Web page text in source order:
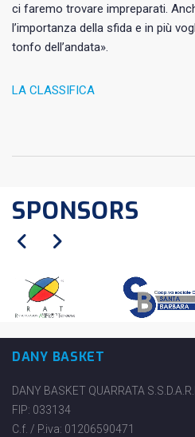
ci faremo trovare impreparati.
l’importanza della sfida e in più
tonfo dell’andata».
LA CLASSIFICA
SPONSORS
DANY BASKET
DANY BASKET QUARRATA
FIP: 033134
C.f. / P.iva: 01206590471